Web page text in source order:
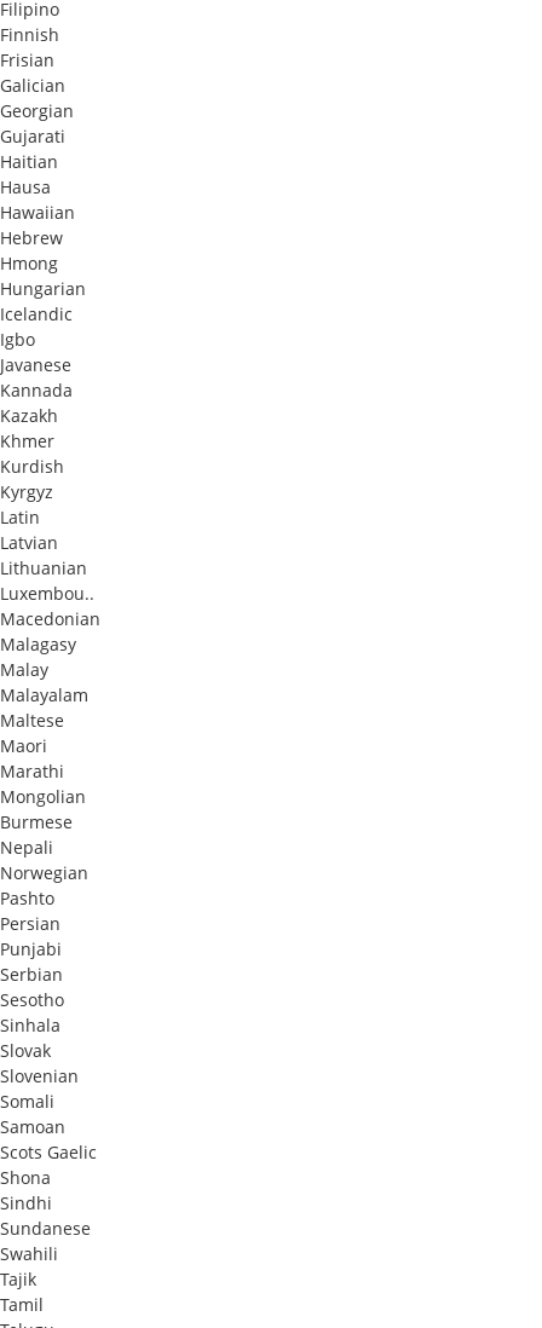
Filipino
Finnish
Frisian
Galician
Georgian
Gujarati
Haitian
Hausa
Hawaiian
Hebrew
Hmong
Hungarian
Icelandic
Igbo
Javanese
Kannada
Kazakh
Khmer
Kurdish
Kyrgyz
Latin
Latvian
Lithuanian
Luxembou..
Macedonian
Malagasy
Malay
Malayalam
Maltese
Maori
Marathi
Mongolian
Burmese
Nepali
Norwegian
Pashto
Persian
Punjabi
Serbian
Sesotho
Sinhala
Slovak
Slovenian
Somali
Samoan
Scots Gaelic
Shona
Sindhi
Sundanese
Swahili
Tajik
Tamil